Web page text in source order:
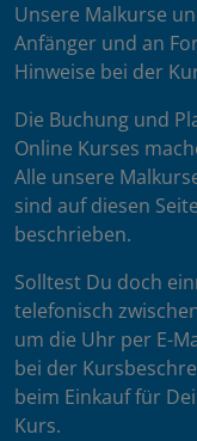
Unsere Malkurse
Anfänger und an
Hinweise bei der
Die Buchung und
Online Kurses
Alle unsere
sind auf diesen
beschrieben.
Solltest Du doch
telefonisch
um die Uhr per E-
bei der
beim Einkauf für
Kurs.